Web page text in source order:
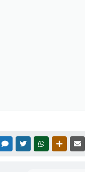
MESSENGER
TWITTERWHATSAPP